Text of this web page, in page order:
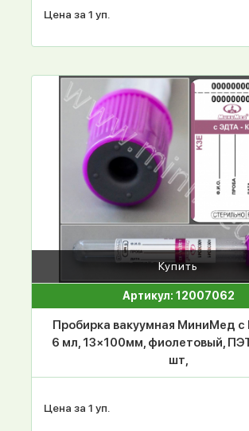
Цена за 1 уп.
Купить
Артикул: 12007062
Пробирка вакуумная МиниМед
6 мл, 13×100мм, фиолетовый,
шт,
Цена за 1 уп.